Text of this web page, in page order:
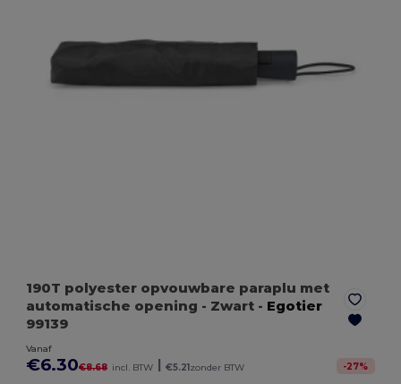
190T polyester opvouwbare paraplu met
automatische opening - Zwart - Egotier
99139
Vanaf
€6.30€8.68 incl. BTW | €5.21 zonder BTW -27%